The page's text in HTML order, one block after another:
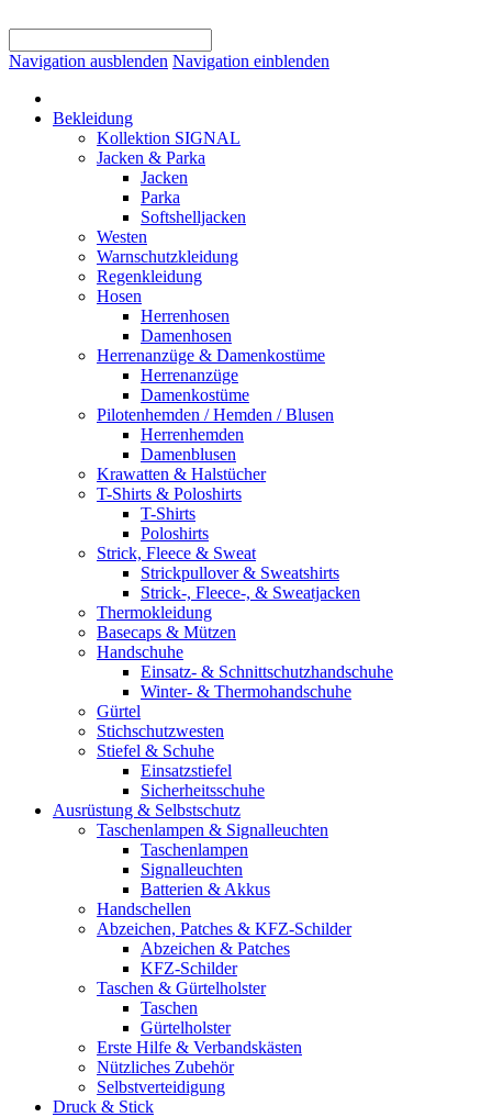
Navigation ausblenden Navigation einblenden
Bekleidung
Kollektion SIGNAL
Jacken & Parka
Jacken
Parka
Softshelljacken
Westen
Warnschutzkleidung
Regenkleidung
Hosen
Herrenhosen
Damenhosen
Herrenanzüge & Damenkostüme
Herrenanzüge
Damenkostüme
Pilotenhemden / Hemden / Blusen
Herrenhemden
Damenblusen
Krawatten & Halstücher
T-Shirts & Poloshirts
T-Shirts
Poloshirts
Strick, Fleece & Sweat
Strickpullover & Sweatshirts
Strick-, Fleece-, & Sweatjacken
Thermokleidung
Basecaps & Mützen
Handschuhe
Einsatz- & Schnittschutzhandschuhe
Winter- & Thermohandschuhe
Gürtel
Stichschutzwesten
Stiefel & Schuhe
Einsatzstiefel
Sicherheitsschuhe
Ausrüstung & Selbstschutz
Taschenlampen & Signalleuchten
Taschenlampen
Signalleuchten
Batterien & Akkus
Handschellen
Abzeichen, Patches & KFZ-Schilder
Abzeichen & Patches
KFZ-Schilder
Taschen & Gürtelholster
Taschen
Gürtelholster
Erste Hilfe & Verbandskästen
Nützliches Zubehör
Selbstverteidigung
Druck & Stick